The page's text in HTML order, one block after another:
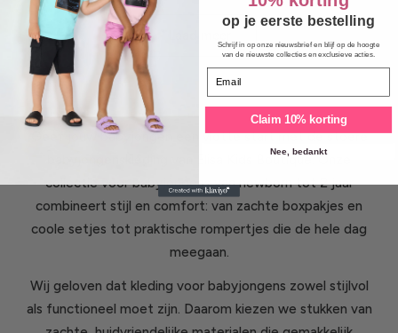
Geef jouw babyjongen een vlotte start met de stoere
babyjongenskleding van Elisa Kids Boutique. Onze
collectie voor babyjongens van newborn tot 2 jaar
combineert stijl en comfort: van zachte boxpakjes en
coole setjes tot praktische rompertjes die de hele dag
meegaan.
Wij geloven dat kleding voor babyjongens zowel stijlvol
als functioneel moet zijn. Daarom kiezen we stukken van
op je eerste bestelling
Schrijf in op onze nieuwsbrief en blijf op de hoogte
van de nieuwste collecties en exclusieve acties.
Claim 10% korting
Nee, bedankt